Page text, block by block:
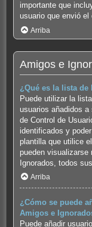
importante que
usuario que envió
Arriba
Amigos e
¿Qué es la lista
Puede utilizar la
usuarios añadidos a
de Control de
identificados y
plantilla que utilice
pueden
Ignorados, todos
Arriba
¿Cómo se puede
Amigos e
Puede añadir